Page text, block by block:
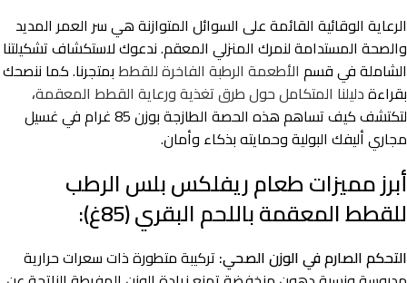
الرعاية الوقائية القائمة على السوائل المتوازنة هي سر العمر المديد
والصحة المستدامة لنمرك المنزلي المعقم. ندعوك لاستكشاف تشكيلتنا
الشاملة في قسم الأطعمة الرطبة الفاخرة للقططبمتجرنا. كما ننصحك
بقراءةدليلنا المتكامل حول طرق تغذية ورعاية القطط المعقمة،
لتكتشف كيف تساهم هذه الحصة الطازجة بوزن 85 غرام في غسيل
مجاري أليفك البولية وحمايته بذكاء وأمان.
أبرز مميزات طعام ريفلكس بلس الرطب
للقطط المعقمة باللحم البقري (85غ):
التحكم الصارم في الوزن الصحي: تركيبة متطورة ذات سعرات حرارية